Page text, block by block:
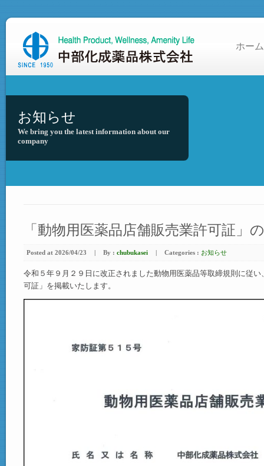
ホーム
お知らせ
We bring you the latest information about our
company
「動物用医薬品店舗販売業許可証」
Posted at 2026/04/23 | By : chubukasei | Categories : お知らせ
令和５年９月２９日に改正されました動物用医薬品等取締規則に従
可証」を掲載いたします。